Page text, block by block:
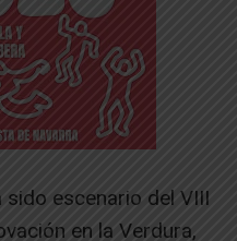
sido escenario del VIII
en la Verdura,